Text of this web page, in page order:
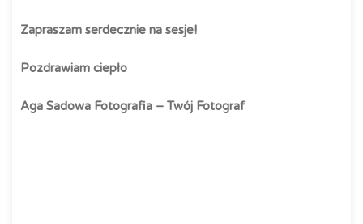
Zapraszam serdecznie na sesje!
Pozdrawiam ciepło
Aga Sadowa Fotografia – Twój Fotograf